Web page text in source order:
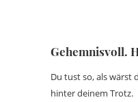
Gehemnisvoll.
Du tust so, als wärst
hinter deinem Trotz.